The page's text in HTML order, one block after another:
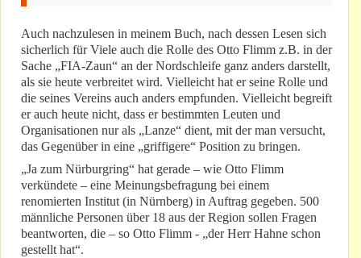
Auch nachzulesen in meinem Buch, nach dessen Lesen sich
sicherlich für Viele auch die Rolle des Otto Flimm z.B. in der
Sache „FIA-Zaun“ an der Nordschleife ganz anders darstellt,
als sie heute verbreitet wird. Vielleicht hat er seine Rolle und
die seines Vereins auch anders empfunden. Vielleicht begreift
er auch heute nicht, dass er bestimmten Leuten und
Organisationen nur als „Lanze“ dient, mit der man versucht,
das Gegenüber in eine „griffigere“ Position zu bringen.
„Ja zum Nürburgring“ hat gerade – wie Otto Flimm
verkündete – eine Meinungsbefragung bei einem
renomierten Institut (in Nürnberg) in Auftrag gegeben. 500
männliche Personen über 18 aus der Region sollen Fragen
beantworten, die – so Otto Flimm - „der Herr Hahne schon
gestellt hat“.